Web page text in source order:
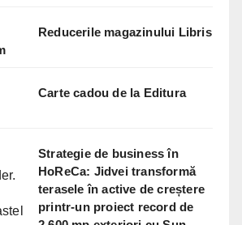
Reducerile magazinului Libris
Carte cadou de la Editura
Strategie de business în
HoReCa: Jidvei transformă
terasele în active de creștere
printr-un proiect record de